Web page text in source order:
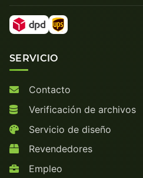
SERVICIO
Contacto
Verificación de archivos
Servicio de diseño
Revendedores
Empleo